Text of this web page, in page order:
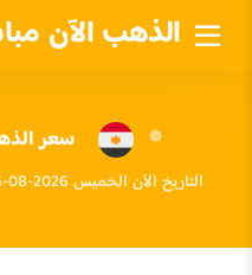
الذهب الآن
سعر الذهب عيار
التاريخ الآن الخميس 2026-08-06 الساعة 01:37 مساءً بتوقيت مصر